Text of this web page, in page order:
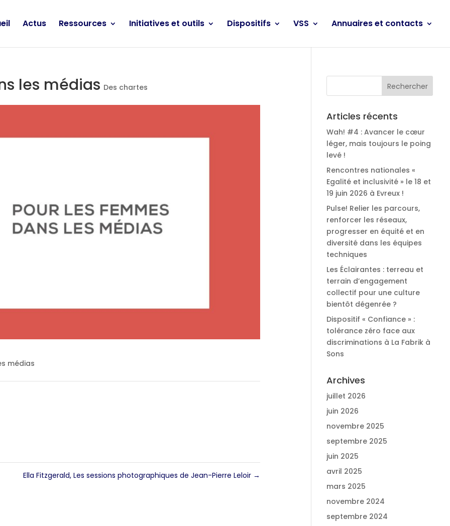
Actus Ressources Initiatives et outils Dispositifs VSS Annuaires et contacts
les médias Des chartes
médias
Ella Fitzgerald, Les sessions photographiques de Jean-Pierre Leloir →
Articles récents
Wah! #4 : Avancer le cœur
léger, mais toujours le poing
levé !
Rencontres nationales «
Egalité et inclusivité » le 18 et
19 juin 2026 à Evreux !
Pulse! Relier les parcours,
renforcer les réseaux,
progresser en équité et en
diversité dans les équipes
techniques
Les Éclairantes : terreau et
terrain d’engagement
collectif pour une culture
bientôt dégenrée ?
Dispositif « Confiance » :
tolérance zéro face aux
discriminations à La Fabrik à
Sons
Archives
juillet 2026
juin 2026
novembre 2025
septembre 2025
juin 2025
avril 2025
mars 2025
novembre 2024
septembre 2024